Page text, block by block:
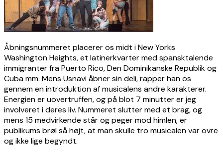
Åbningsnummeret placerer os midt i New Yorks
Washington Heights, et latinerkvarter med spansktalende
immigranter fra Puerto Rico, Den Dominikanske Republik og
Cuba mm. Mens Usnavi åbner sin deli, rapper han os
gennem en introduktion af musicalens andre karakterer.
Energien er uovertruffen, og på blot 7 minutter er jeg
involveret i deres liv. Nummeret slutter med et brag, og
mens 15 medvirkende står og peger mod himlen, er
publikums brøl så højt, at man skulle tro musicalen var ovre
og ikke lige begyndt.